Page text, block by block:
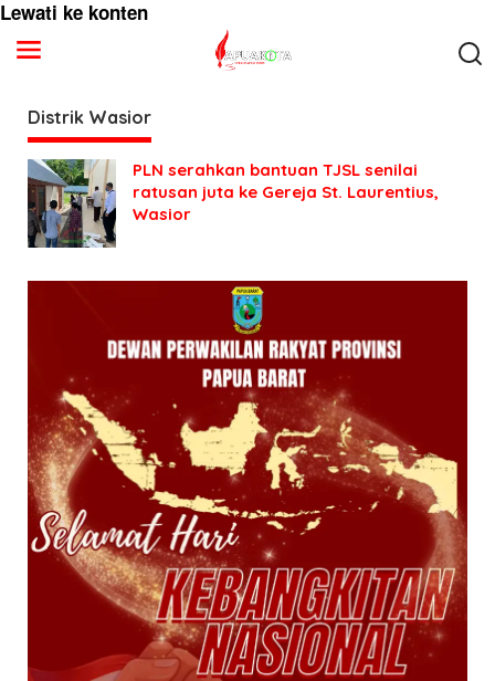
Lewati ke konten
Distrik Wasior
PLN serahkan bantuan TJSL senilai
ratusan juta ke Gereja St. Laurentius,
Wasior